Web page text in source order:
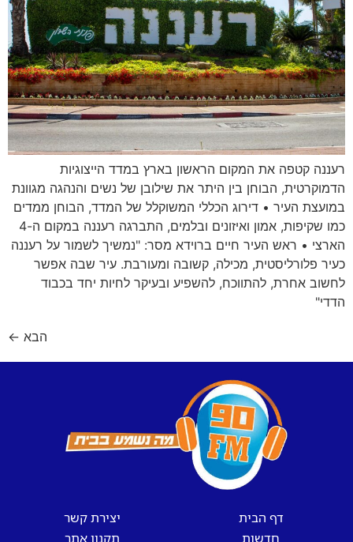
רעננה קטפה את המקום הראשון בארץ במדד הייצוגיות
הדמוקרטית, הבוחן בין היתר את שילובן של נשים והנהגה מגוונת
במועצת העיר • דירוג הכללי המשוקלל של המדד, הבוחן ממדים
כמו שקיפות, אמון ואיזונים ובלמים, התברגה רעננה במקום ה-4
הארצי • ראש העיר חיים ברוידא מסר: "נמשיך לשמור על רעננה
כעיר פלורליסטית, מכילה, קשובה ומעורבת. עיר שבה אפשר
לחשוב אחרת, להתווכח, להשפיע ובעיקר לחיות יחד בכבוד
הדדי"
הבא ←
דף הבית
חדשות
יצירת קשר
תקנון אתר